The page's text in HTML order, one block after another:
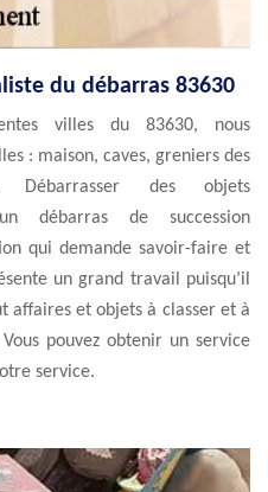
du débarras 83630
villes du 83630, nous
: maison, caves, greniers des
Débarrasser des objets
débarras de succession
qui demande savoir-faire et
un grand travail puisqu’il
affaires et objets à classer et à
pouvez obtenir un service
service.